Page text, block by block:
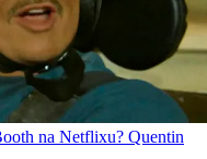
na Netflixu? Quentin